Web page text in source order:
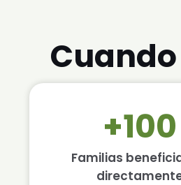
+100
Familias